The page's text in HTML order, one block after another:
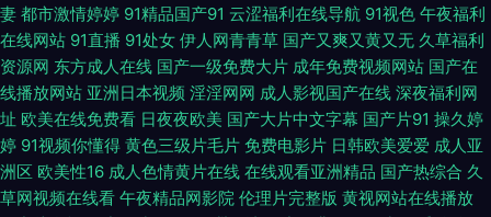
片看婬黄大片 爱豆传媒熊猫成人 国产网站久久 狼友自拍网 日韩福利无码专
区 微拍福利91 婷婷日夜宗 亚洲精品五月婷婷 91av狼友 91狠狠超碰 国产线
路123 麻豆日B在线视频 先锋影音av资源网 中文字幕在线日韩 91密洮 91综
合探花 潮喷视频一区二区 九一精品首页在线观看 亚韩性爱 91视频在线观看
妻 都市激情婷婷 91精品国产91 云涩福利在线导航 91视色 午夜福利
在线网站 91直播 91处女 伊人网青青草 国产又爽又黄又无 久草福利
资源网 东方成人在线 国产一级免费大片 成年免费视频网站 国产在
线播放网站 亚洲日本视频 淫淫网网 成人影视国产在线 深夜福利网
址 欧美在线免费看 日夜夜欧美 国产大片中文字幕 国产片91 操久婷
婷 91视频你懂得 黄色三级片毛片 免费电影片 日韩欧美爱爱 成人亚
洲区 欧美性16 成人色情黄片在线 在线观看亚洲精品 国产热综合 久
草网视频在线看 午夜精品网影院 伦理片完整版 黄视网站在线播放